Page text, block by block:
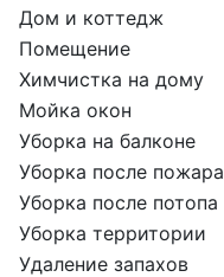
Дом и коттедж
Помещение
Химчистка на дому
Мойка окон
Уборка на балконе
Уборка после пожара
Уборка после потопа
Уборка территории
Удаление запахов